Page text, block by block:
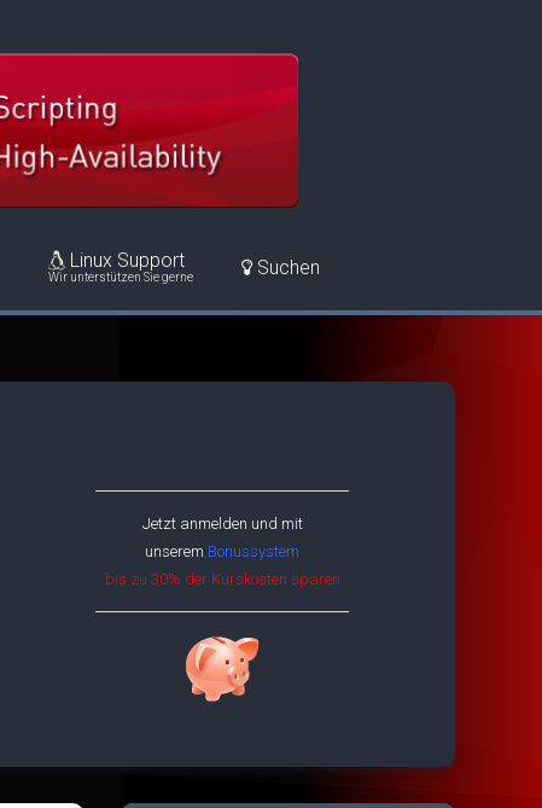
Linux Support
Wir unterstützen Sie gerne Suchen
Jetzt anmelden und mit
unserem Bonussystem
bis zu 30% der Kurskosten sparen